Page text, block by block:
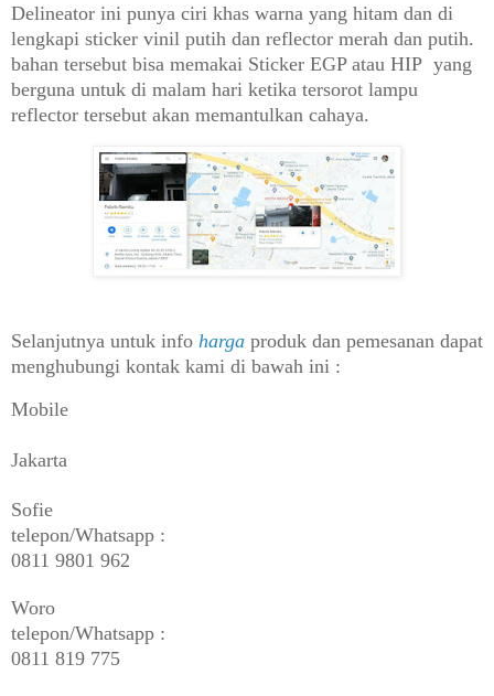
Delineator ini punya ciri khas warna yang hitam dan di
lengkapi sticker vinil putih dan reflector merah dan putih.
bahan tersebut bisa memakai Sticker EGP atau HIP yang
berguna untuk di malam hari ketika tersorot lampu
reflector tersebut akan memantulkan cahaya.
Selanjutnya untuk info harga produk dan pemesanan dapat
menghubungi kontak kami di bawah ini :
Mobile
Jakarta
Sofie
telepon/Whatsapp :
0811 9801 962
Woro
telepon/Whatsapp :
0811 819 775